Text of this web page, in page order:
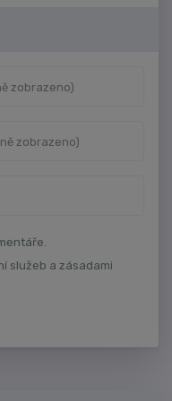
služeb a zásadami